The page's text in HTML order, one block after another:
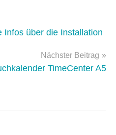
Infos über die Installation
Nächster Beitrag
TimeCenter A5